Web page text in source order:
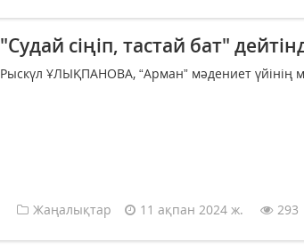
"Судай сіңіп, тастай бат"
Рыскүл ҰЛЫҚПАНОВА, “Арман” мәдениет үйінің
Жаңалықтар 11 ақпан 2024 ж. 293